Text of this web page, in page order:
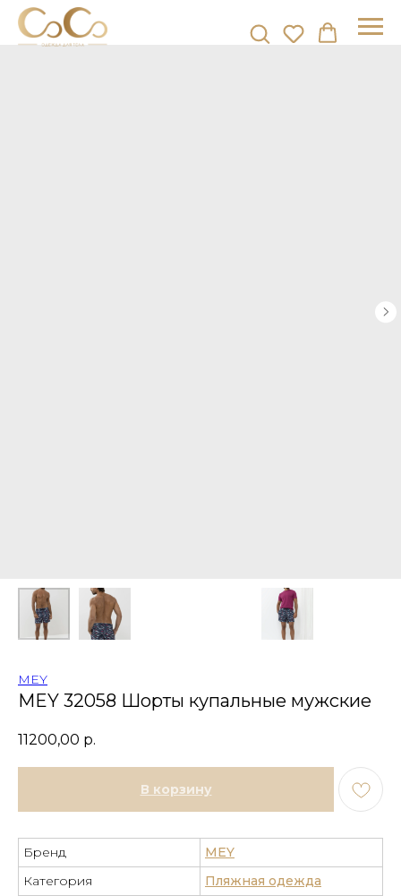
MEY 32058 Шорты купальные мужские
MEY
11200,00 р.
В корзину
Бренд
MEY
Категория
Пляжная одежда